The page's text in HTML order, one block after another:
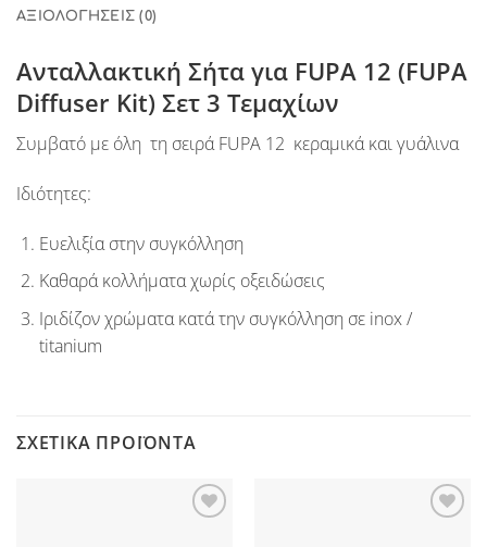
ΑΞΙΟΛΟΓΉΣΕΙΣ (0)
Ανταλλακτική Σήτα για FUPA 12 (FUPA
Diffuser Kit) Σετ 3 Τεμαχίων
Συμβατό με όλη τη σειρά FUPA 12 κεραμικά και γυάλινα
Ιδιότητες:
Ευελιξία στην συγκόλληση
Καθαρά κολλήματα χωρίς οξειδώσεις
Ιριδίζον χρώματα κατά την συγκόλληση σε inox /
titanium
ΣΧΕΤΙΚΆ ΠΡΟΪΌΝΤΑ